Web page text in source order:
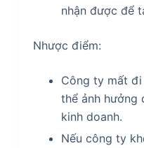
nhận được để
Nhược điểm:
Công ty mất
thể ảnh hưởng
kinh doanh.
Nếu công ty